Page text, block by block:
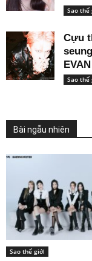
Sao thế
Cựu
EVAN
Sao thế
Bài ngẫu nhiên
Sao thế giới